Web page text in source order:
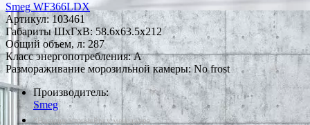
Smeg WF366LDX
Артикул:103461
Габариты ШxГxВ: 58.6x63.5x212
Общий объем, л: 287
Класс энергопотребления: A
Размораживание морозильной камеры: No frost
Производитель:
Smeg
*Наличие уточняйте у менеджера